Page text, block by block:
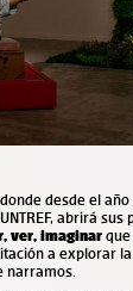
donde desde el
abrirá
ver, imaginar
a explorar
narramos.